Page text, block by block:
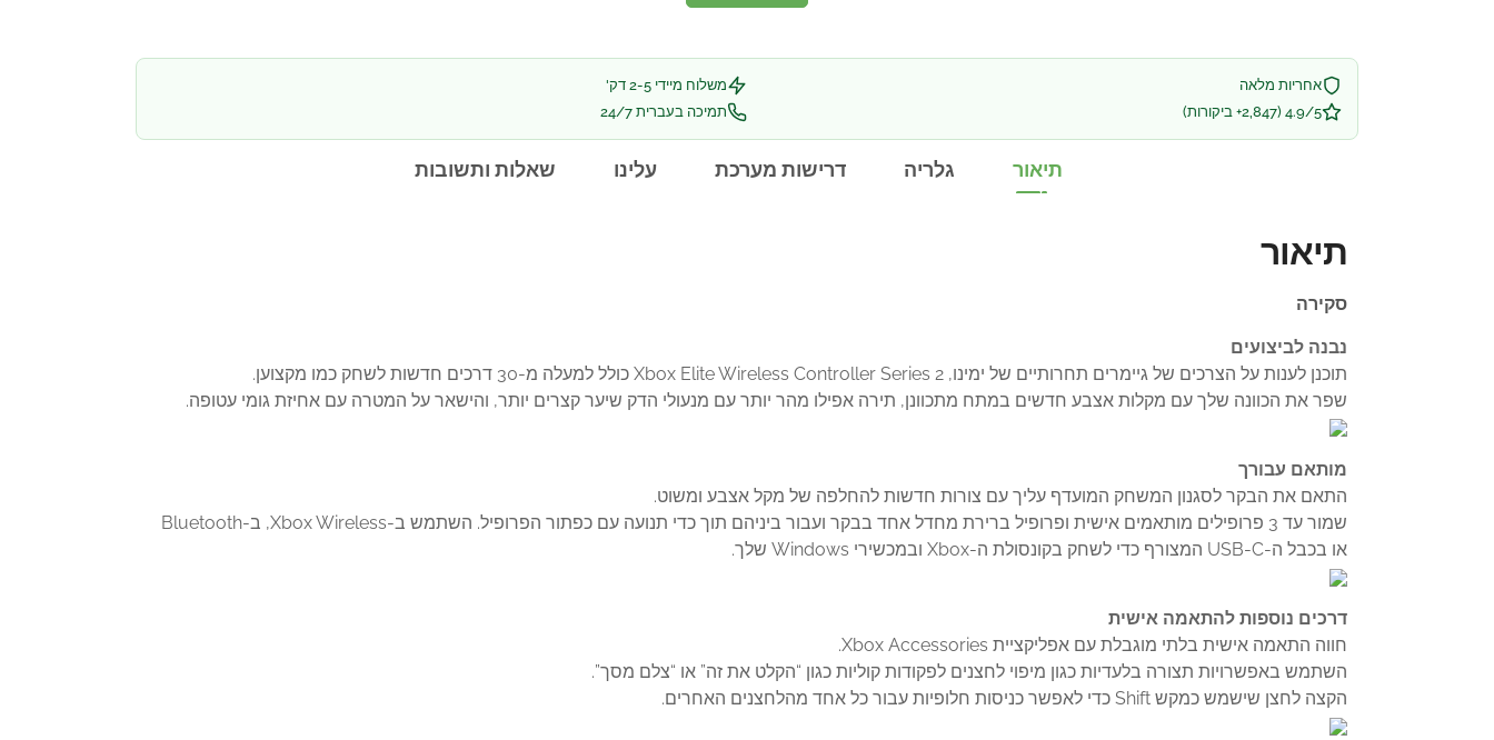
אחריות מלאה
משלוח מיידי 2-5 דק'
4.9/5 (2,847+ ביקורות)
תמיכה בעברית 24/7
תיאור גלריה דרישות מערכת עלינו שאלות ותשובות
תיאור
סקירה
נבנה לביצועים
תוכנן לענות על הצרכים של גיימרים תחרותיים של ימינו, Xbox Elite Wireless Controller Series 2 כולל למעלה מ-30 דרכים חדשות לשחק כמו מקצוען.
שפר את הכוונה שלך עם מקלות אצבע חדשים במתח מתכוונן, תירה אפילו מהר יותר עם מנעולי הדק שיער קצרים יותר, והישאר על המטרה עם אחיזת גומי עטופה.
מותאם עבורך
התאם את הבקר לסגנון המשחק המועדף עליך עם צורות חדשות להחלפה של מקל אצבע ומשוט.
שמור עד 3 פרופילים מותאמים אישית ופרופיל ברירת מחדל אחד בבקר ועבור ביניהם תוך כדי תנועה עם כפתור הפרופיל. השתמש ב-Xbox Wireless, ב-Bluetooth
או בכבל ה-USB-C המצורף כדי לשחק בקונסולת ה-Xbox ובמכשירי Windows שלך.
דרכים נוספות להתאמה אישית
חווה התאמה אישית בלתי מוגבלת עם אפליקציית Xbox Accessories.
השתמש באפשרויות תצורה בלעדיות כגון מיפוי לחצנים לפקודות קוליות כגון “הקלט את זה” או “צלם מסך”.
הקצה לחצן שישמש כמקש Shift כדי לאפשר כניסות חלופיות עבור כל אחד מהלחצנים האחרים.